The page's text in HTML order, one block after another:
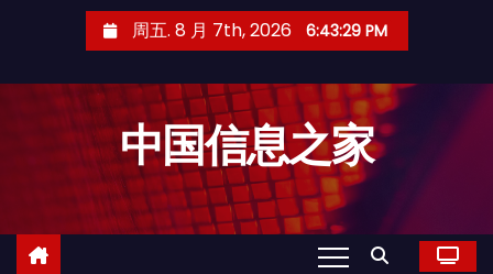
周五. 8 月 7th, 2026 6:43:30 PM
中国信息之家